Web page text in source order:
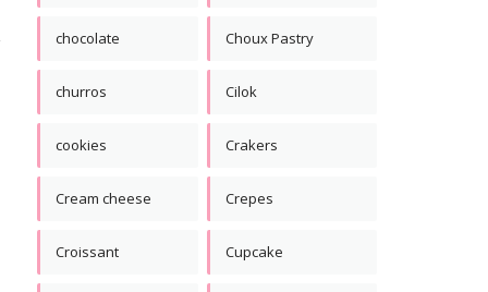
chocolate Choux Pastry
churros Cilok
cookies Crakers
Cream cheese Crepes
Croissant Cupcake